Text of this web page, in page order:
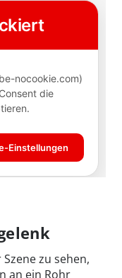
zu sehen,
an ein Rohr